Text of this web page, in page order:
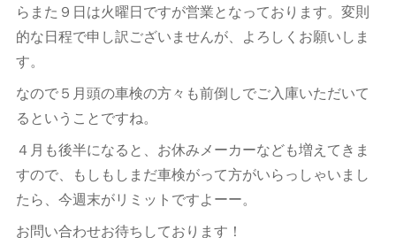
らまた９日は火曜日ですが営業となっております。変則
的な日程で申し訳ございませんが、よろしくお願いしま
す。
なので５月頭の車検の方々も前倒しでご入庫いただいて
るということですね。
４月も後半になると、お休みメーカーなども増えてきま
すので、もしもしまだ車検がって方がいらっしゃいまし
たら、今週末がリミットですよーー。
お問い合わせお待ちしております！